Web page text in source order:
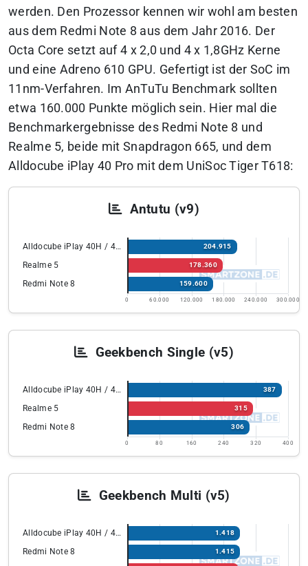
werden. Den Prozessor kennen wir wohl am besten
aus dem Redmi Note 8 aus dem Jahr 2016. Der
Octa Core setzt auf 4 x 2,0 und 4 x 1,8GHz Kerne
und eine Adreno 610 GPU. Gefertigt ist der SoC im
11nm-Verfahren. Im AnTuTu Benchmark sollten
etwa 160.000 Punkte möglich sein. Hier mal die
Benchmarkergebnisse des Redmi Note 8 und
Realme 5, beide mit Snapdragon 665, und dem
Alldocube iPlay 40 Pro mit dem UniSoc Tiger T618:
Antutu (v9)
Alldocube iPlay 40H / 40 Pro 204.915
Realme 5 178.360
Redmi Note 8 159.600
0 60.000 120.000 180.000 240.000 300.000
Geekbench Single (v5)
Alldocube iPlay 40H / 40 Pro 387
Realme 5 315
Redmi Note 8 306
0 80 160 240 320 400
Geekbench Multi (v5)
Alldocube iPlay 40H / 40 Pro 1.418
Redmi Note 8 1.415